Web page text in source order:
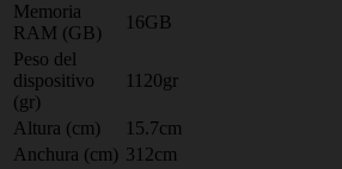
Memoria
RAM (GB)
16GB
Peso del
dispositivo
(gr)
1120gr
Altura (cm)
15.7cm
Anchura (cm) 312cm